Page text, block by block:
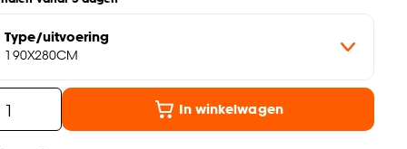
Type/uitvoering
190X280CM
In winkelwagen